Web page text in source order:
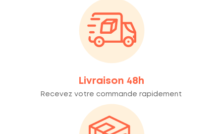
Livraison 48h
Recevez votre commande rapidement